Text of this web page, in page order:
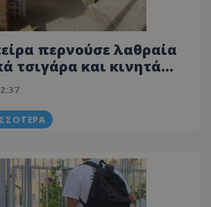
περνούσε λαθραία
τσιγάρα και κινητά